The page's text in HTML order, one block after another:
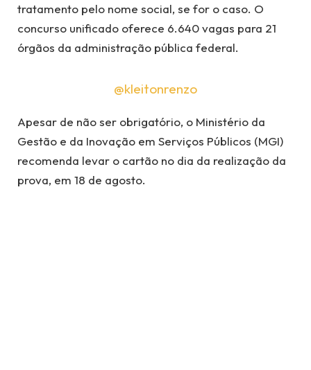
tratamento pelo nome social, se for o caso. O
concurso unificado oferece 6.640 vagas para 21
órgãos da administração pública federal.
@kleitonrenzo
Apesar de não ser obrigatório, o Ministério da
Gestão e da Inovação em Serviços Públicos (MGI)
recomenda levar o cartão no dia da realização da
prova, em 18 de agosto.